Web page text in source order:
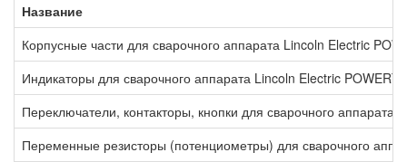
Название
Корпусные части для сварочного аппарата Lincoln Electric
Индикаторы для сварочного аппарата Lincoln Electric
Переключатели, контакторы, кнопки для сварочного
Переменные резисторы (потенциометры) для сварочного